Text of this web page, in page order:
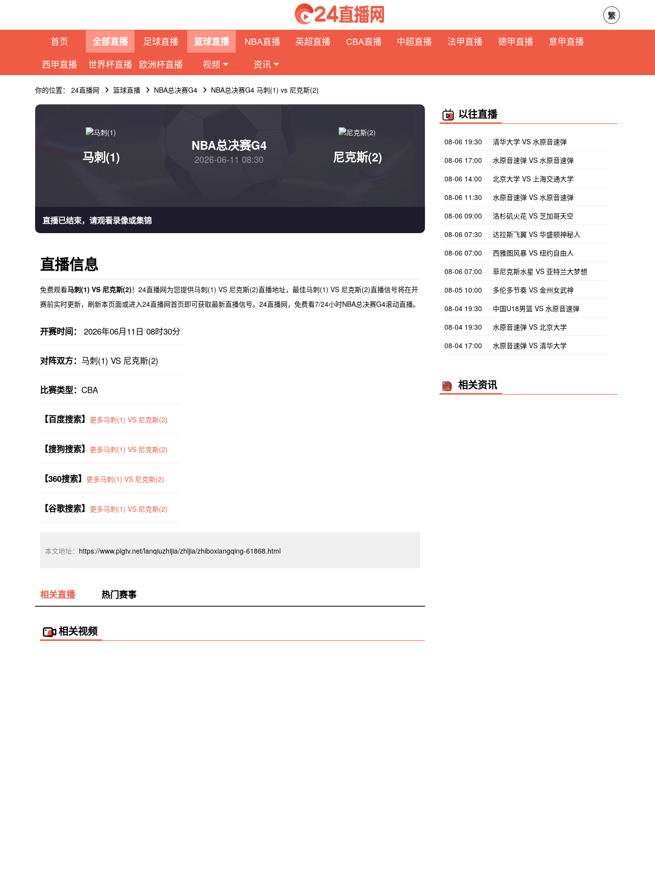
繁
首页 全部直播 足球直播 篮球直播 NBA直播 英超直播 CBA直播 中超直播 法甲直播 德甲直播
意甲直播
西甲直播
世界杯直播 欧洲杯直播 视频 资讯
你的位置： 24直播网 篮球直播 NBA总决赛G4 NBA总决赛G4 马刺(1) vs 尼克斯(2)
马刺(1)
NBA总决赛G4
2026-06-11 08:30 尼克斯(2)
直播已结束，请观看录像或集锦
直播信息
免费观看马刺(1) VS 尼克斯(2)！24直播网为您提供马刺(1) VS 尼克斯(2)直播地址，最佳马刺(1) VS 尼克斯(2)直播信号将在开
赛前实时更新，刷新本页面或进入24直播网首页即可获取最新直播信号。24直播网，免费看7/24小时NBA总决赛G4滚动直播。
开赛时间： 2026年06月11日 08时30分
对阵双方： 马刺(1) VS 尼克斯(2)
比赛类型： CBA
【百度搜索】 更多马刺(1) VS 尼克斯(2)
【搜狗搜索】 更多马刺(1) VS 尼克斯(2)
【360搜索】 更多马刺(1) VS 尼克斯(2)
【谷歌搜索】 更多马刺(1) VS 尼克斯(2)
本文地址： https://www.pigtv.net/lanqiuzhijia/zhijia/zhiboxiangqing-61868.html
相关直播 热门赛事
相关视频
以往直播
08-06 19:30
清华大学 VS 水原音速弹
08-06 17:00
水原音速弹 VS 水原音速弹
08-06 14:00
北京大学 VS 上海交通大学
08-06 11:30
水原音速弹 VS 水原音速弹
08-06 09:00
洛杉矶火花 VS 芝加哥天空
08-06 07:30
达拉斯飞翼 VS 华盛顿神秘人
08-06 07:00
西雅图风暴 VS 纽约自由人
08-06 07:00
菲尼克斯水星 VS 亚特兰大梦想
08-05 10:00
多伦多节奏 VS 金州女武神
08-04 19:30
中国U18男篮 VS 水原音速弹
08-04 19:30
水原音速弹 VS 北京大学
08-04 17:00
水原音速弹 VS 清华大学
相关资讯